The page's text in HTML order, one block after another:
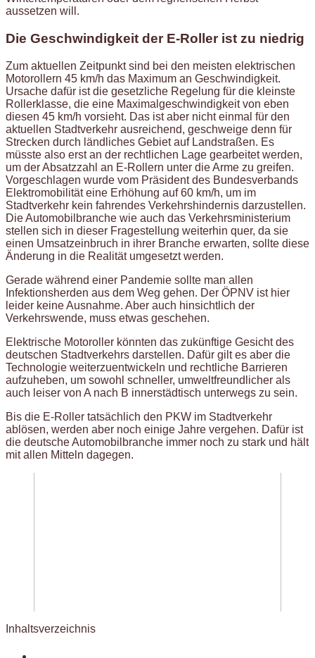
aussetzen will.
Die Geschwindigkeit der E-Roller ist zu niedrig
Zum aktuellen Zeitpunkt sind bei den meisten elektrischen
Motorollern 45 km/h das Maximum an Geschwindigkeit.
Ursache dafür ist die gesetzliche Regelung für die kleinste
Rollerklasse, die eine Maximalgeschwindigkeit von eben
diesen 45 km/h vorsieht. Das ist aber nicht einmal für den
aktuellen Stadtverkehr ausreichend, geschweige denn für
Strecken durch ländliches Gebiet auf Landstraßen. Es
müsste also erst an der rechtlichen Lage gearbeitet werden,
um der Absatzzahl an E-Rollern unter die Arme zu greifen.
Vorgeschlagen wurde vom Präsident des Bundesverbands
Elektromobilität eine Erhöhung auf 60 km/h, um im
Stadtverkehr kein fahrendes Verkehrshindernis darzustellen.
Die Automobilbranche wie auch das Verkehrsministerium
stellen sich in dieser Fragestellung weiterhin quer, da sie
einen Umsatzeinbruch in ihrer Branche erwarten, sollte diese
Änderung in die Realität umgesetzt werden.
Gerade während einer Pandemie sollte man allen
Infektionsherden aus dem Weg gehen. Der ÖPNV ist hier
leider keine Ausnahme. Aber auch hinsichtlich der
Verkehrswende, muss etwas geschehen.
Elektrische Motoroller könnten das zukünftige Gesicht des
deutschen Stadtverkehrs darstellen. Dafür gilt es aber die
Technologie weiterzuentwickeln und rechtliche Barrieren
aufzuheben, um sowohl schneller, umweltfreundlicher als
auch leiser von A nach B innerstädtisch unterwegs zu sein.
Bis die E-Roller tatsächlich den PKW im Stadtverkehr
ablösen, werden aber noch einige Jahre vergehen. Dafür ist
die deutsche Automobilbranche immer noch zu stark und hält
mit allen Mitteln dagegen.
Inhaltsverzeichnis